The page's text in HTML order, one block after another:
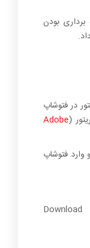
بودن
در فتوشاپ
(
Adobe
فتوشاپ